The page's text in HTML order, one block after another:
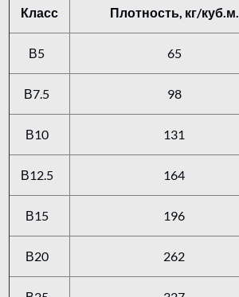
Класс Плотность, кг/куб.м.
В5 65
В7.5 98
В10 131
В12.5 164
В15 196
В20 262